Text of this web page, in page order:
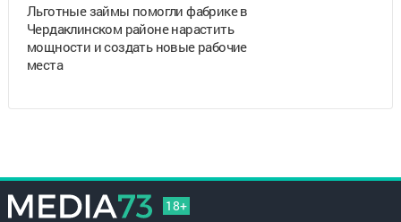
Льготные займы помогли фабрике в
Чердаклинском районе нарастить
мощности и создать новые рабочие
места
18+